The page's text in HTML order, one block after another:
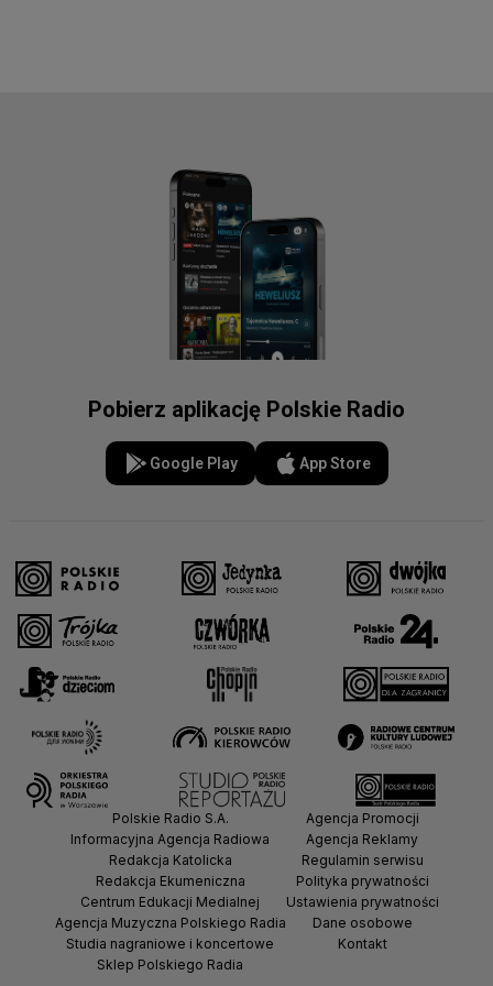
Pobierz aplikację Polskie Radio
Google Play App Store
Polskie Radio S.A.
Informacyjna Agencja Radiowa
Redakcja Katolicka
Redakcja Ekumeniczna
Centrum Edukacji Medialnej
Agencja Muzyczna Polskiego Radia
Studia nagraniowe i koncertowe
Sklep Polskiego Radia
Agencja Promocji
Agencja Reklamy
Regulamin serwisu
Polityka prywatności
Ustawienia prywatności
Dane osobowe
Kontakt